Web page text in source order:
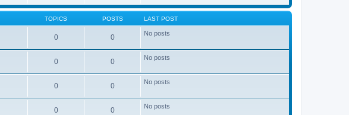
TOPICS POSTS LAST POST
0 0 No posts
0 0 No posts
0 0 No posts
0 0 No posts